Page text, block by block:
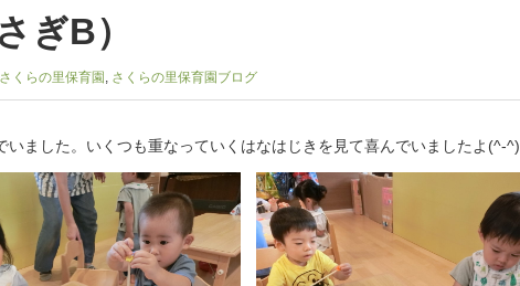
ぎB）
さくらの里保育園 , さくらの里保育園ブログ
ました。いくつも重なっていくはなはじきを見て喜んでいましたよ(^-^)